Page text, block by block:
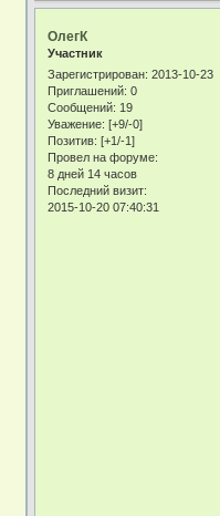
ОлегК
Участник
Зарегистрирован: 2013-10-23
Приглашений: 0
Сообщений: 19
Уважение: [+9/-0]
Позитив: [+1/-1]
Провел на форуме:
8 дней 14 часов
Последний визит:
2015-10-20 07:40:31